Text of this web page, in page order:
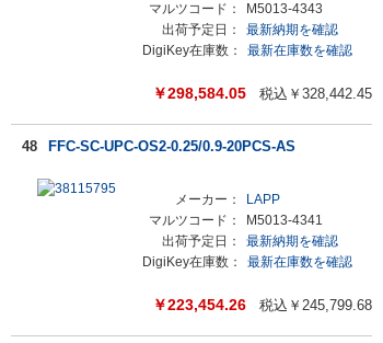
マルツコード：
M5013-4343
出荷予定日：
最新納期を確認
DigiKey在庫数：
最新在庫数を確認
￥298,584.05 税込￥ 328,442.45
48 FFC-SC-UPC-OS2-0.25/0.9-20PCS-AS
メーカー：
LAPP
マルツコード：
M5013-4341
出荷予定日：
最新納期を確認
DigiKey在庫数：
最新在庫数を確認
￥223,454.26 税込￥ 245,799.68